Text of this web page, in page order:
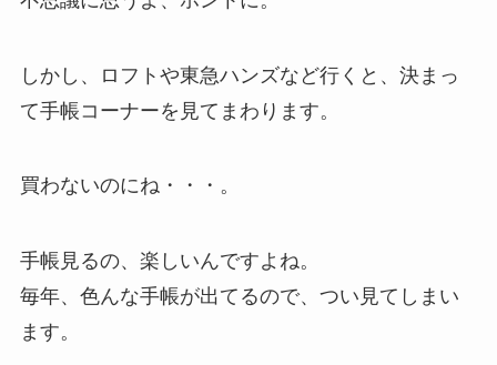
しかし、ロフトや東急ハンズなど行くと、決まっ
て手帳コーナーを見てまわります。
買わないのにね・・・。
手帳見るの、楽しいんですよね。
毎年、色んな手帳が出てるので、つい見てしまい
ます。